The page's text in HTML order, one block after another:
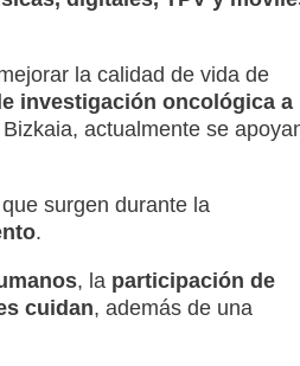
la calidad de vida de
investigación oncológica a
actualmente se
surgen durante la
.
, la participación de
cuidan, además de una